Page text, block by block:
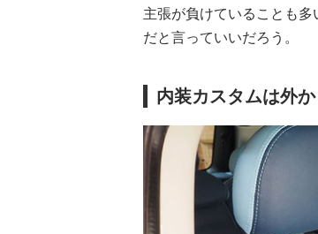
主張が負けていることも
だと言っていいだろう。
内装カスタムは外